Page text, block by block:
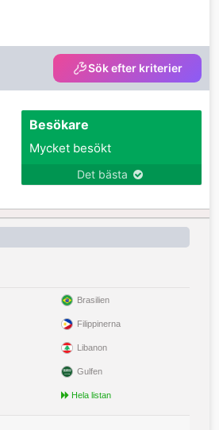
Sök efter kriterier
Besökare
Mycket besökt
Det bästa
Brasilien
Filippinerna
Libanon
Gulfen
Hela listan